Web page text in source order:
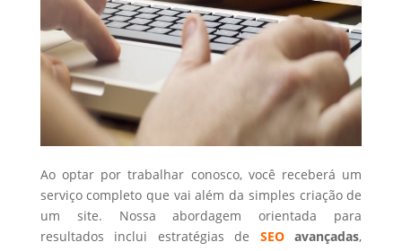
Ao optar por trabalhar conosco, você receberá um
serviço completo que vai além da simples criação de
um site. Nossa abordagem orientada para
resultados inclui estratégias de SEOavançadas,